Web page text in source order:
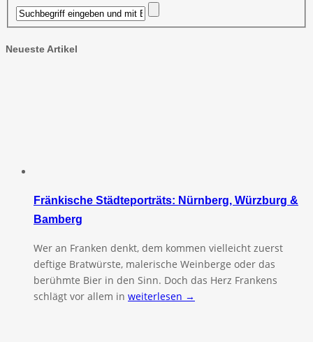
Neueste Artikel
Fränkische Städteporträts: Nürnberg, Würzburg &
Bamberg
Wer an Franken denkt, dem kommen vielleicht zuerst
deftige Bratwürste, malerische Weinberge oder das
berühmte Bier in den Sinn. Doch das Herz Frankens
schlägt vor allem in weiterlesen →